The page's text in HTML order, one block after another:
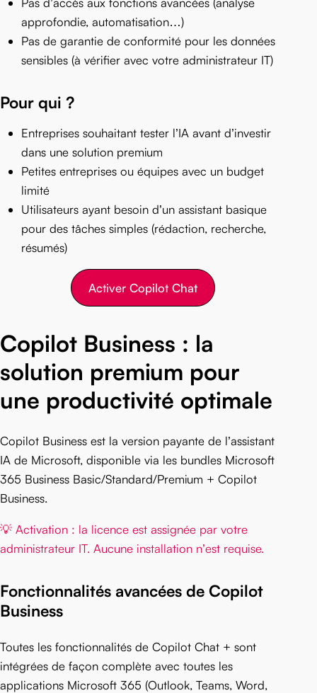
approfondie, automatisation…)
Pas de garantie de conformité pour les données
sensibles (à vérifier avec votre administrateur IT)
Pour qui ?
Entreprises souhaitant tester l’IA avant d’investir
dans une solution premium
Petites entreprises ou équipes avec un budget
limité
Utilisateurs ayant besoin d’un assistant basique
pour des tâches simples (rédaction, recherche,
résumés)
Activer Copilot Chat
Copilot Business : la
solution premium pour
une productivité optimale
Copilot Business est la version payante de l’assistant
IA de Microsoft, disponible via les bundles Microsoft
365 Business Basic/Standard/Premium + Copilot
Business.
💡 Activation : la licence est assignée par votre
administrateur IT. Aucune installation n’est requise.
Fonctionnalités avancées de Copilot
Business
Toutes les fonctionnalités de Copilot Chat + sont
intégrées de façon complète avec toutes les
applications Microsoft 365 (Outlook, Teams, Word,